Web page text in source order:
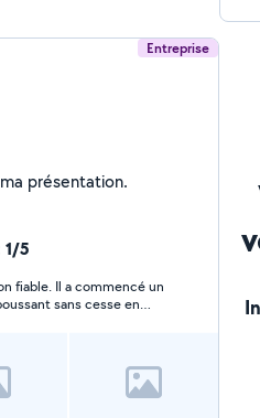
Entreprise
Je n'ai pas encore renseigné ma présentation.
1/5
un
sans cesse en